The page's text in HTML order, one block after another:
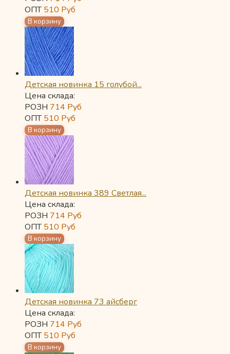
ОПТ510 Руб
Детская новинка 15 голубой...
Цена склада:
РОЗН 714 Руб
ОПТ510 Руб
Детская новинка 389 Светлая...
Цена склада:
РОЗН 714 Руб
ОПТ510 Руб
Детская новинка 73 айсберг
Цена склада:
РОЗН 714 Руб
ОПТ510 Руб